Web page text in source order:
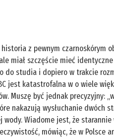
z pewnym czarnoskórym
miał szczęście mieć
do studia i dopiero w trakcie
jest katastrofalna w o wiele
Muszę być jednak precyzyjny:
nakazują wysłuchanie dwóch
wody. Wiadome jest, że
mówiąc, że w Polsce